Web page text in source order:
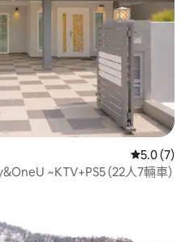
從 7 則評
5.0 (7)
~KTV+PS5 (22人7輛車)